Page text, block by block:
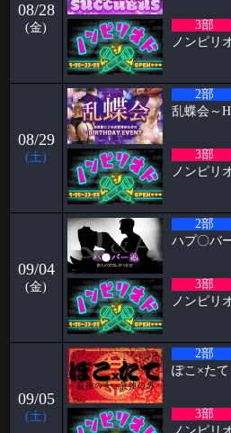
🦋🉐女性様特典🉐🦋 🤩3月の抽選結果🤩 1
2026-03-30
初めての全裸露出オナニー ケイタブ
いつもお世話になっております🦋 ハプニ
ます🦋ケイタです！！
2026-03-23
パンブログ「花粉」
お久しぶりです！ 店長のパンです🍞 お花
2026-03-14
パピヨン月曜日飲み会㊗️1年 すずブ
こんばんは！ お酒とハプバーを愛する女
曜日に月1回、パピヨンで飲
2026-03-09
阿部ブログ めちゃくちゃハプニング
こんにちは！こんばんは！おはようござ
今回は長年ハプバー勤務して
2026-03-02
ケイタブログ 社員旅行✈️
08/28
(金)
3部
ノンピリ
08/29
(土)
2部
乱蝶会～
3部
ノンピリ
09/04
(金)
2部
ハプ〇バ
3部
ノンピリ
09/05
(土)
2部
ぽこ×たて
3部